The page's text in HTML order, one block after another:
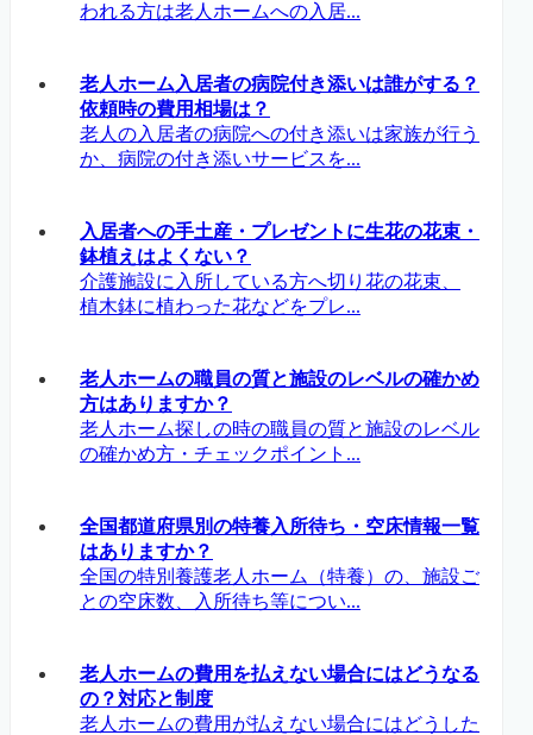
われる方は老人ホームへの入居...
老人ホーム入居者の病院付き添いは誰がする？
依頼時の費用相場は？
老人の入居者の病院への付き添いは家族が行う
か、病院の付き添いサービスを...
入居者への手土産・プレゼントに生花の花束・
鉢植えはよくない？
介護施設に入所している方へ切り花の花束、
植木鉢に植わった花などをプレ...
老人ホームの職員の質と施設のレベルの確かめ
方はありますか？
老人ホーム探しの時の職員の質と施設のレベル
の確かめ方・チェックポイント...
全国都道府県別の特養入所待ち・空床情報一覧
はありますか？
全国の特別養護老人ホーム（特養）の、施設ご
との空床数、入所待ち等につい...
老人ホームの費用を払えない場合にはどうなる
の？対応と制度
老人ホームの費用が払えない場合にはどうした